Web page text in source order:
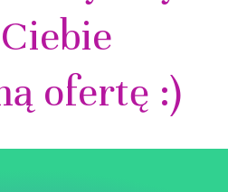
ofertę :)